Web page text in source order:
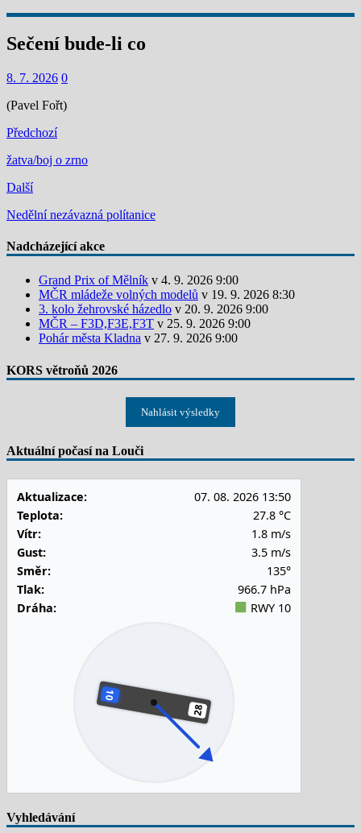
Sečení bude-li co
8. 7. 2026 0
(Pavel Fořt)
Předchozí
žatva/boj o zrno
Další
Nedělní nezávazná polítanice
Nadcházející akce
Grand Prix of Mělník v 4. 9. 2026 9:00
MČR mládeže volných modelů v 19. 9. 2026 8:30
3. kolo žehrovské házedlo v 20. 9. 2026 9:00
MČR – F3D,F3E,F3T v 25. 9. 2026 9:00
Pohár města Kladna v 27. 9. 2026 9:00
KORS větroňů 2026
Nahlásit výsledky
Aktuální počasí na Louči
Aktualizace:
07. 08. 2026 13:50
Teplota:
27.8 °C
Vítr:
1.8 m/s
Gust:
3.5 m/s
Směr:
135°
Tlak:
966.7 hPa
Dráha:
RWY 10
Vyhledávání